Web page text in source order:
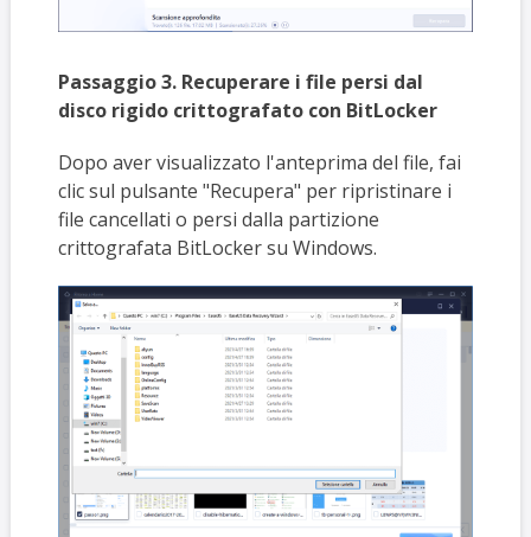
Passaggio 3. Recuperare i file persi dal
disco rigido crittografato con BitLocker
Dopo aver visualizzato l'anteprima del file, fai
clic sul pulsante "Recupera" per ripristinare i
file cancellati o persi dalla partizione
crittografata BitLocker su Windows.